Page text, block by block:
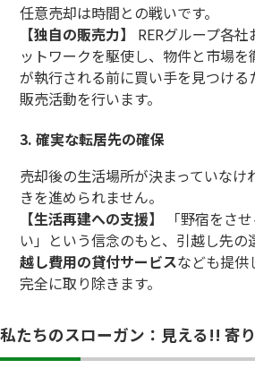
任意売却は時間との戦いです。
【独自の販売力】
RERグループ各
ットワークを駆使し、物件と市場
が執行される前に買い手を見つける
販売活動を行います。
3. 確実な転居先の確保
売却後の生活場所が決まっていなけ
きを進められません。
【生活再建への支援】
「野宿をさ
い」という信念のもと、引越し先の
越し費用の貸付サービスなども提供
完全に取り除きます。
私たちのスローガン：見える!! 寄